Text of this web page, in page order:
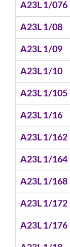
A23L 1/076
A23L 1/08
A23L 1/09
A23L 1/10
A23L 1/105
A23L 1/16
A23L 1/162
A23L 1/164
A23L 1/168
A23L 1/172
A23L 1/176